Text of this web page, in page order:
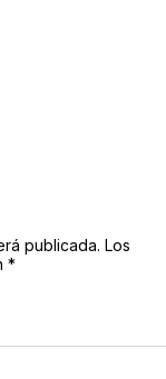
publicada. Los
*